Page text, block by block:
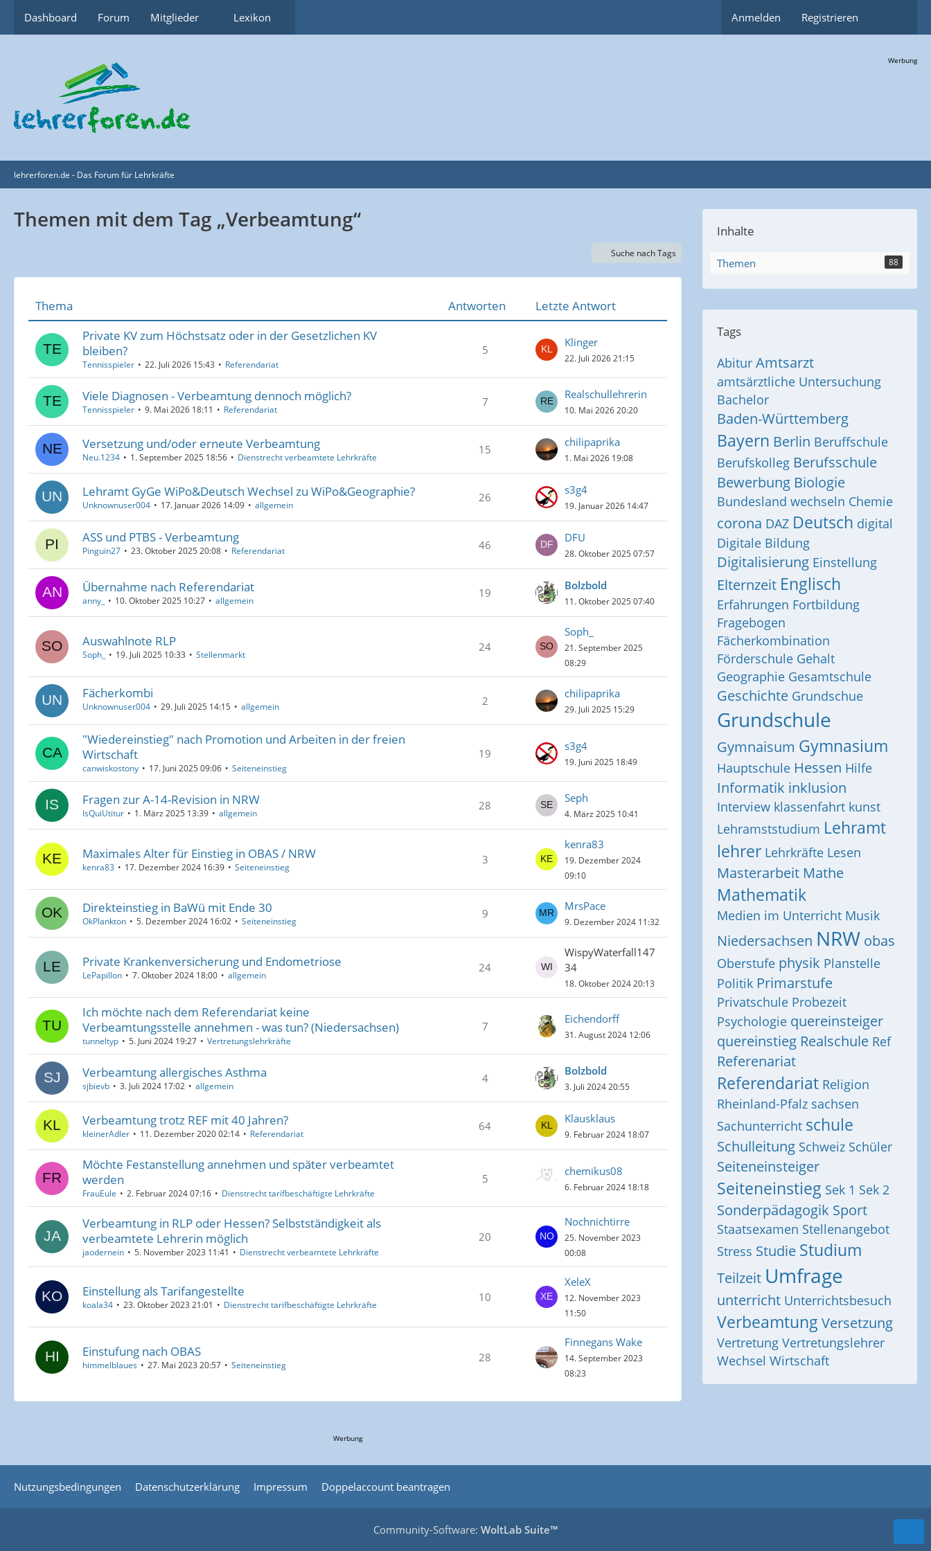
Dashboard Forum Mitglieder Lexikon Anmelden Registrieren
Werbung
lehrerforen.de - Das Forum für Lehrkräfte
Themen mit dem Tag „Verbeamtung“
Suche nach Tags
Thema Antworten
Letzte Antwort
Private KV zum Höchstsatz oder in der Gesetzlichen KV
bleiben?
Tennisspieler 22. Juli 2026 15:43 Referendariat
5
Klinger
22. Juli 2026 21:15
Viele Diagnosen - Verbeamtung dennoch möglich?
Tennisspieler 9. Mai 2026 18:11 Referendariat
7
Realschullehrerin
10. Mai 2026 20:20
Versetzung und/oder erneute Verbeamtung
Neu.1234 1. September 2025 18:56 Dienstrecht verbeamtete Lehrkräfte
15
chilipaprika
1. Mai 2026 19:08
Lehramt GyGe WiPo&Deutsch Wechsel zu WiPo&Geographie?
Unknownuser004 17. Januar 2026 14:09 allgemein
26
s3g4
19. Januar 2026 14:47
ASS und PTBS - Verbeamtung
Pinguin27 23. Oktober 2025 20:08 Referendariat 46
DFU
28. Oktober 2025 07:57
Übernahme nach Referendariat
anny_ 10. Oktober 2025 10:27 allgemein
19
Bolzbold
11. Oktober 2025 07:40
Auswahlnote RLP
Soph_ 19. Juli 2025 10:33 Stellenmarkt
24
Soph_
21. September 2025
08:29
Fächerkombi
Unknownuser004 29. Juli 2025 14:15 allgemein 2
chilipaprika
29. Juli 2025 15:29
"Wiedereinstieg" nach Promotion und Arbeiten in der freien
Wirtschaft
canwiskostony 17. Juni 2025 09:06 Seiteneinstieg
19
s3g4
19. Juni 2025 18:49
Fragen zur A-14-Revision in NRW
IsQuiUtitur 1. März 2025 13:39 allgemein
28
Seph
4. März 2025 10:41
Maximales Alter für Einstieg in OBAS / NRW
kenra83 17. Dezember 2024 16:39 Seiteneinstieg
3
kenra83
19. Dezember 2024
09:10
Direkteinstieg in BaWü mit Ende 30
OkPlankton 5. Dezember 2024 16:02 Seiteneinstieg
9
MrsPace
9. Dezember 2024 11:32
Private Krankenversicherung und Endometriose
LePapillon 7. Oktober 2024 18:00 allgemein
24
WispyWaterfall147
34
18. Oktober 2024 20:13
Ich möchte nach dem Referendariat keine
Verbeamtungsstelle annehmen - was tun? (Niedersachsen)
tunneltyp 5. Juni 2024 19:27 Vertretungslehrkräfte
7
Eichendorff
31. August 2024 12:06
Verbeamtung allergisches Asthma
sjbievb 3. Juli 2024 17:02 allgemein
4
Bolzbold
3. Juli 2024 20:55
Verbeamtung trotz REF mit 40 Jahren?
kleinerAdler 11. Dezember 2020 02:14 Referendariat
64
Klausklaus
9. Februar 2024 18:07
Möchte Festanstellung annehmen und später verbeamtet
werden
FrauEule 2. Februar 2024 07:16 Dienstrecht tarifbeschäftigte Lehrkräfte
5
chemikus08
6. Februar 2024 18:18
Verbeamtung in RLP oder Hessen? Selbstständigkeit als
verbeamtete Lehrerin möglich
jaodernein 5. November 2023 11:41 Dienstrecht verbeamtete Lehrkräfte
20
Nochnichtirre
25. November 2023
00:08
Einstellung als Tarifangestellte
koala34 23. Oktober 2023 21:01 Dienstrecht tarifbeschäftigte Lehrkräfte
10
XeleX
12. November 2023
11:50
Einstufung nach OBAS
himmelblaues 27. Mai 2023 20:57 Seiteneinstieg
28
Finnegans Wake
14. September 2023
08:23
Werbung
Inhalte
Themen 88
Tags
Abitur Amtsarzt
amtsärztliche Untersuchung
Bachelor
Baden-Württemberg
Bayern Berlin Beruffschule
Berufskolleg Berufsschule
Bewerbung Biologie
Bundesland wechseln Chemie
corona DAZ Deutsch digital
Digitale Bildung
Digitalisierung Einstellung
Elternzeit Englisch
Erfahrungen Fortbildung
Fragebogen
Fächerkombination
Förderschule Gehalt
Geographie Gesamtschule
Geschichte Grundschue
Grundschule
Gymnaisum Gymnasium
Hauptschule Hessen Hilfe
Informatik inklusion
Interview klassenfahrt kunst
Lehramststudium Lehramt
lehrer Lehrkräfte Lesen
Masterarbeit Mathe
Mathematik
Medien im Unterricht Musik
Niedersachsen NRW obas
Oberstufe physik Planstelle
Politik Primarstufe
Privatschule Probezeit
Psychologie quereinsteiger
quereinstieg Realschule Ref
Referenariat
Referendariat Religion
Rheinland-Pfalz sachsen
Sachunterricht schule
Schulleitung Schweiz Schüler
Seiteneinsteiger
Seiteneinstieg Sek 1 Sek 2
Sonderpädagogik Sport
Staatsexamen Stellenangebot
Stress Studie Studium
Teilzeit Umfrage
unterricht Unterrichtsbesuch
Verbeamtung Versetzung
Vertretung Vertretungslehrer
Wechsel Wirtschaft
Nutzungsbedingungen Datenschutzerklärung Impressum Doppelaccount beantragen
Community-Software: WoltLab Suite™